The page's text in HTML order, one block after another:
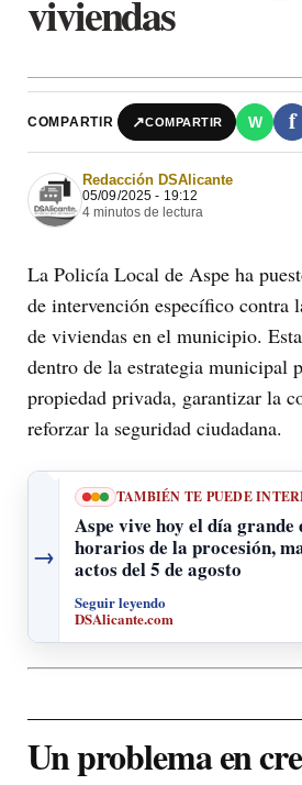
viviendas
COMPARTIR ↗COMPARTIR W f
Redacción DSAlicante
05/09/2025 - 19:12
4 minutos de lectura
La Policía Local de Aspe ha
de intervención específico contra
de viviendas en el municipio.
dentro de la estrategia municipal
propiedad privada, garantizar la
reforzar la seguridad ciudadana.
→
TAMBIÉN TE PUEDE
Aspe vive hoy el día grande
horarios de la procesión,
actos del 5 de agosto
Seguir leyendo
DSAlicante.com
Un problema en